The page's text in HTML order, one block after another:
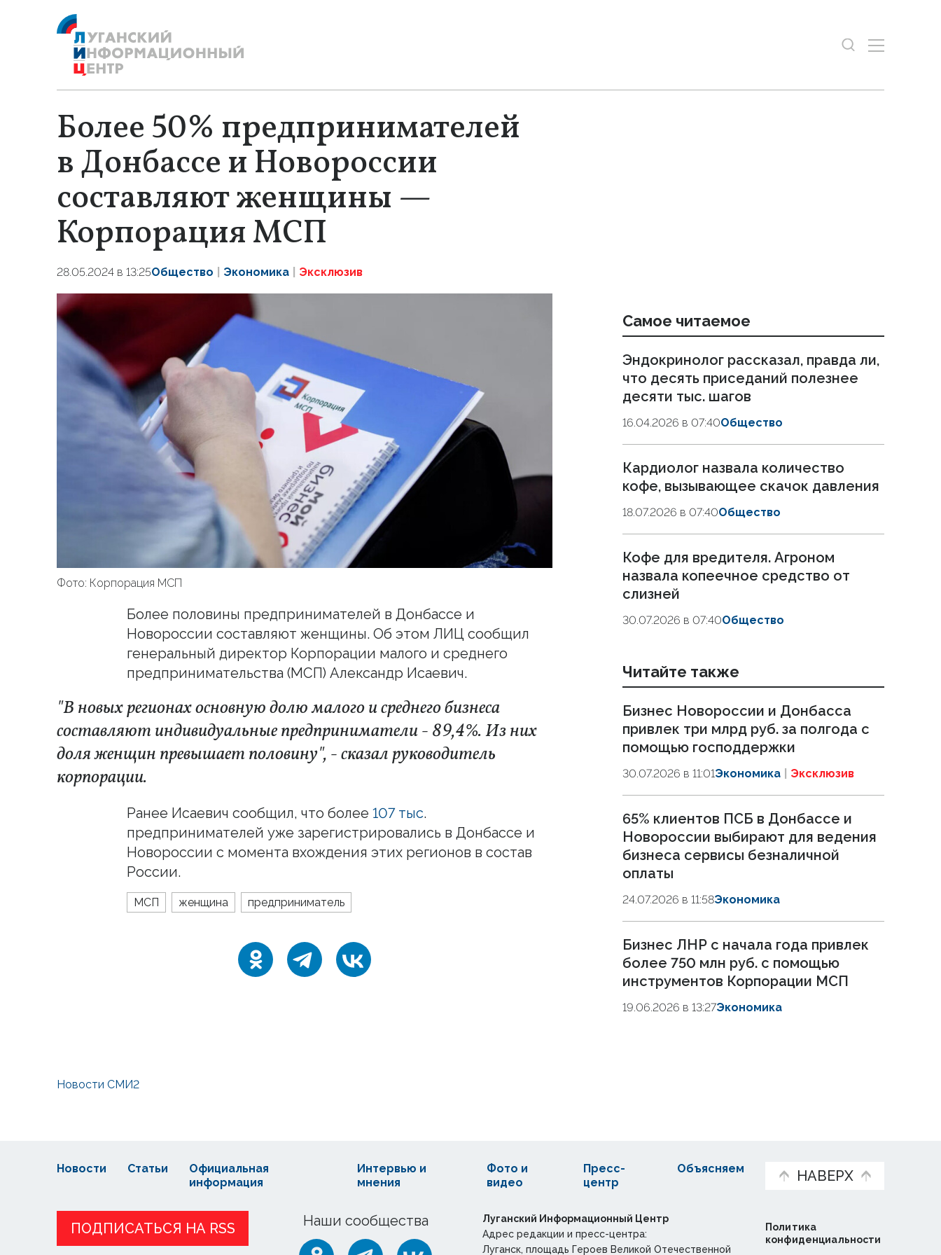
Более 50% предпринимателей
в Донбассе и Новороссии
составляют женщины —
Корпорация МСП
28.05.2024 в 13:25Общество Экономика Эксклюзив
Фото: Корпорация МСП
Более половины предпринимателей в Донбассе и
Новороссии составляют женщины. Об этом ЛИЦ сообщил
генеральный директор Корпорации малого и среднего
предпринимательства (МСП) Александр Исаевич.
"В новых регионах основную долю малого и среднего бизнеса
составляют индивидуальные предприниматели - 89,4%. Из них
доля женщин превышает половину", - сказал руководитель
корпорации.
Ранее Исаевич сообщил, что более 107 тыс.
предпринимателей уже зарегистрировались в Донбассе и
Новороссии с момента вхождения этих регионов в состав
России.
МСП женщина предприниматель
Самое читаемое
Эндокринолог рассказал, правда ли,
что десять приседаний полезнее
десяти тыс. шагов
16.04.2026 в 07:40Общество
Кардиолог назвала количество
кофе, вызывающее скачок давления
18.07.2026 в 07:40Общество
Кофе для вредителя. Агроном
назвала копеечное средство от
слизней
30.07.2026 в 07:40Общество
Читайте также
Бизнес Новороссии и Донбасса
привлек три млрд руб. за полгода с
помощью господдержки
30.07.2026 в 11:01Экономика Эксклюзив
65% клиентов ПСБ в Донбассе и
Новороссии выбирают для ведения
бизнеса сервисы безналичной
оплаты
24.07.2026 в 11:58Экономика
Бизнес ЛНР с начала года привлек
более 750 млн руб. с помощью
инструментов Корпорации МСП
19.06.2026 в 13:27Экономика
Новости СМИ2
НАВЕРХ
Наши сообщества
ПОДПИСАТЬСЯ НА RSS
Новости Статьи
Официальная
информация
Интервью и
мнения
Фото и
видео
Пресс-
центр
Объясняем
Политика
конфиденциальности
Луганский Информационный Центр
Адрес редакции и пресс-центра:
Луганск, площадь Героев Великой Отечественной